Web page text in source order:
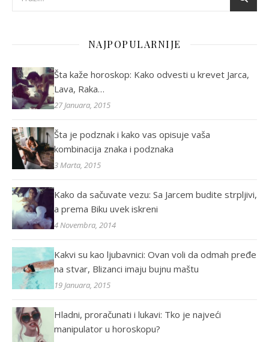
NAJPOPULARNIJE
Šta kaže horoskop: Kako odvesti u krevet Jarca,
Lava, Raka…
27 Januara, 2015
Šta je podznak i kako vas opisuje vaša
kombinacija znaka i podznaka
3 Marta, 2015
Kako da sačuvate vezu: Sa Jarcem budite strpljivi,
a prema Biku uvek iskreni
4 Novembra, 2014
Kakvi su kao ljubavnici: Ovan voli da odmah pređe
na stvar, Blizanci imaju bujnu maštu
19 Januara, 2015
Hladni, proračunati i lukavi: Tko je najveći
manipulator u horoskopu?